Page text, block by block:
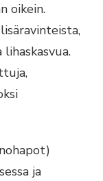
oikein.
ja